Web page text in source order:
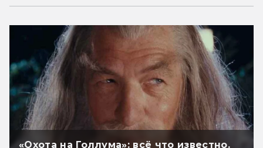
«Охота на Голлума»: всё что известно.